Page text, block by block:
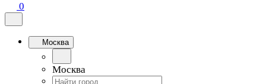
0
Москва
Москва